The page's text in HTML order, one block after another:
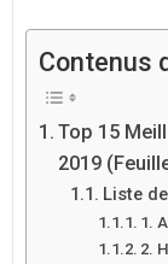
Contenus
Top 15
2019
Liste
1.
2.